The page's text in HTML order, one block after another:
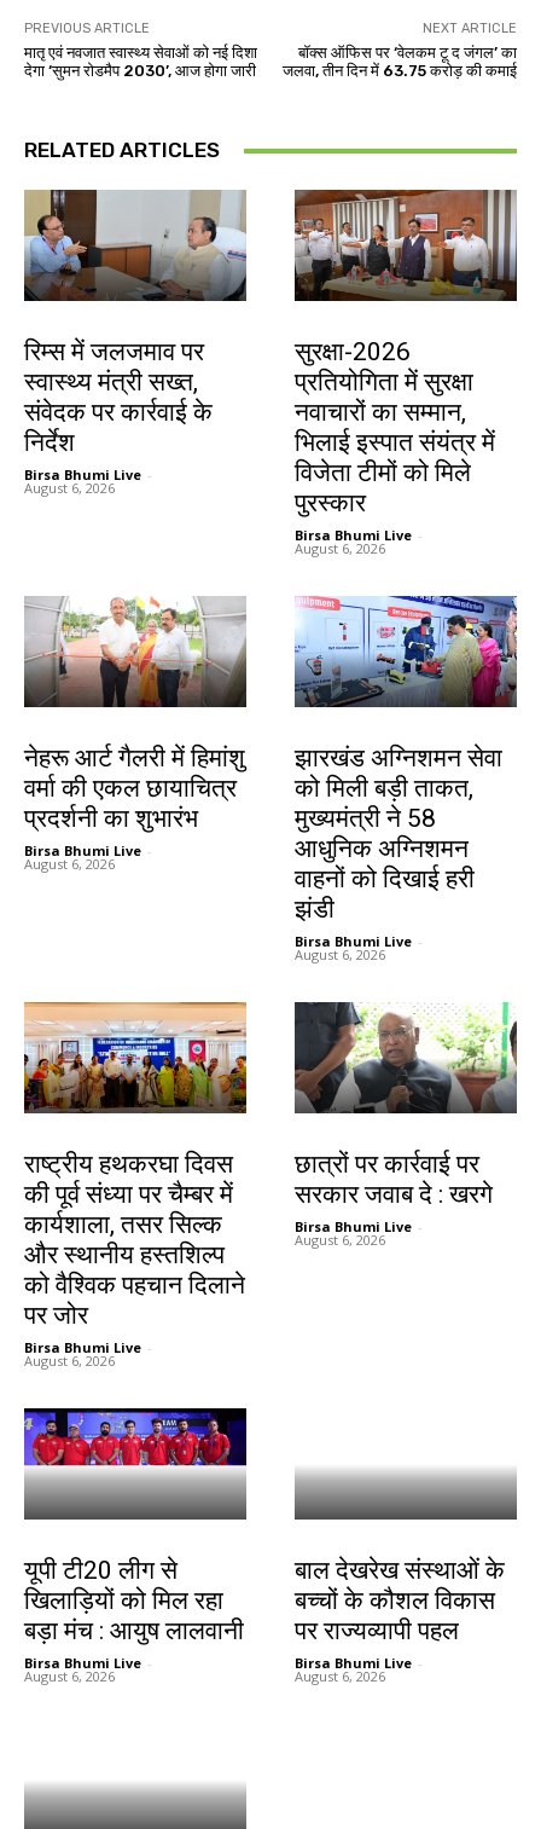
PREVIOUS ARTICLE
मातृ एवं नवजात स्वास्थ्य सेवाओं को नई दिशा
देगा ‘सुमन रोडमैप 2030’, आज होगा जारी
NEXT ARTICLE
बॉक्स ऑफिस पर ‘वेलकम टू द जंगल’ का
जलवा, तीन दिन में 63.75 करोड़ की कमाई
RELATED ARTICLES
रिम्स में जलजमाव पर
स्वास्थ्य मंत्री सख्त,
संवेदक पर कार्रवाई के
निर्देश
Birsa Bhumi Live -
August 6, 2026
सुरक्षा-2026
प्रतियोगिता में सुरक्षा
नवाचारों का सम्मान,
भिलाई इस्पात संयंत्र में
विजेता टीमों को मिले
पुरस्कार
Birsa Bhumi Live -
August 6, 2026
नेहरू आर्ट गैलरी में हिमांशु
वर्मा की एकल छायाचित्र
प्रदर्शनी का शुभारंभ
Birsa Bhumi Live -
August 6, 2026
झारखंड अग्निशमन सेवा
को मिली बड़ी ताकत,
मुख्यमंत्री ने 58
आधुनिक अग्निशमन
वाहनों को दिखाई हरी
झंडी
Birsa Bhumi Live -
August 6, 2026
राष्ट्रीय हथकरघा दिवस
की पूर्व संध्या पर चैम्बर में
कार्यशाला, तसर सिल्क
और स्थानीय हस्तशिल्प
को वैश्विक पहचान दिलाने
पर जोर
Birsa Bhumi Live -
August 6, 2026
छात्रों पर कार्रवाई पर
सरकार जवाब दे : खरगे
Birsa Bhumi Live -
August 6, 2026
यूपी टी20 लीग से
खिलाड़ियों को मिल रहा
बड़ा मंच : आयुष लालवानी
Birsa Bhumi Live -
August 6, 2026
बाल देखरेख संस्थाओं के
बच्चों के कौशल विकास
पर राज्यव्यापी पहल
Birsa Bhumi Live -
August 6, 2026